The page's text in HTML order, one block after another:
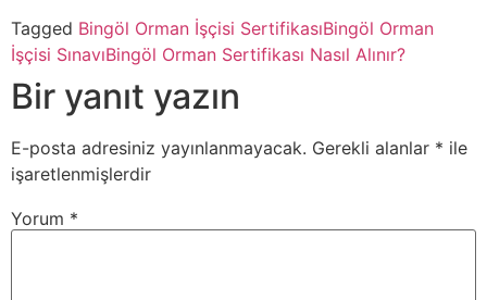
Tagged Bingöl Orman İşçisi SertifikasıBingöl Orman
İşçisi SınavıBingöl Orman Sertifikası Nasıl Alınır?
Bir yanıt yazın
E-posta adresiniz yayınlanmayacak. Gerekli alanlar * ile
işaretlenmişlerdir
Yorum *